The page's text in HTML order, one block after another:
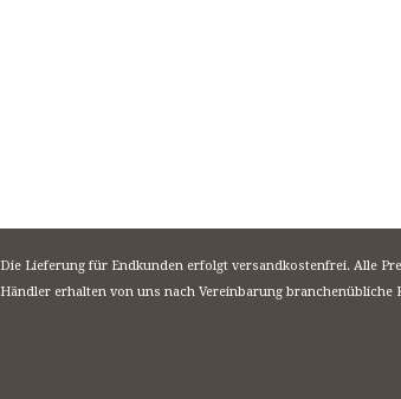
Die Lieferung für Endkunden erfolgt versandkostenfrei. Alle
Händler erhalten von uns nach Vereinbarung